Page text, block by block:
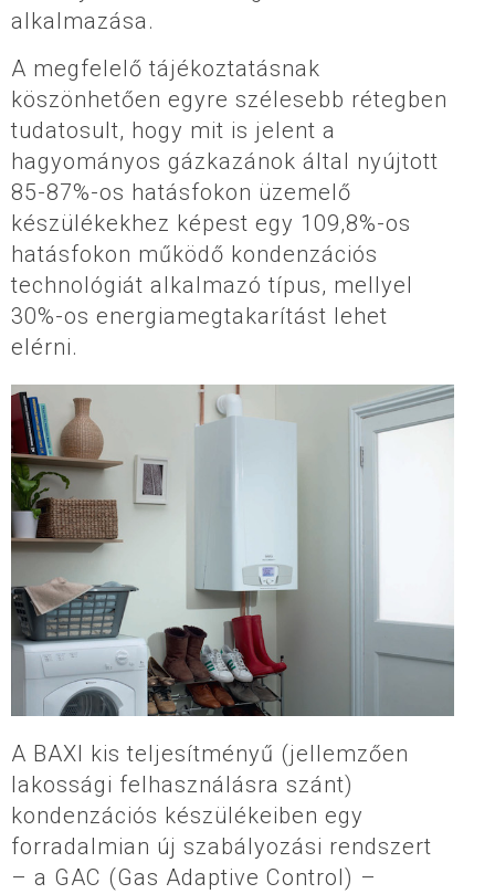
alkalmazása.
A megfelelő tájékoztatásnak
köszönhetően egyre szélesebb rétegben
tudatosult, hogy mit is jelent a
hagyományos gázkazánok által nyújtott
85-87%-os hatásfokon üzemelő
készülékekhez képest egy 109,8%-os
hatásfokon működő kondenzációs
technológiát alkalmazó típus, mellyel
30%-os energiamegtakarítást lehet
elérni.
A BAXI kis teljesítményű (jellemzően
lakossági felhasználásra szánt)
kondenzációs készülékeiben egy
forradalmian új szabályozási rendszert
– a GAC (Gas Adaptive Control) –